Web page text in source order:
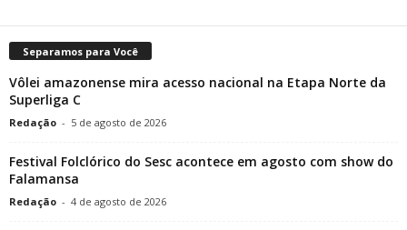
Separamos para Você
Vôlei amazonense mira acesso nacional na Etapa Norte da
Superliga C
Redação - 5 de agosto de 2026
Festival Folclórico do Sesc acontece em agosto com show do
Falamansa
Redação - 4 de agosto de 2026